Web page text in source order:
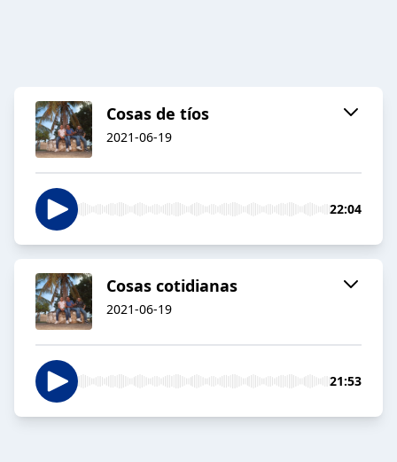
Cosas de tíos
2021-06-19
22:04
Cosas cotidianas
2021-06-19
21:53